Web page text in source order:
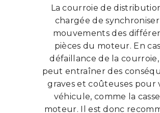
La courroie de
chargée de
mouvements des
pièces du moteur. En
défaillance de la courroie,
peut entraîner des
graves et coûteuses pour
véhicule, comme la
moteur. Il est donc